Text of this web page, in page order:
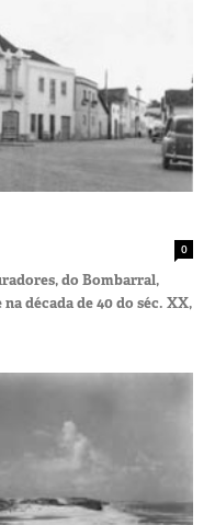
0
do Bombarral,
década de 40 do séc. XX,